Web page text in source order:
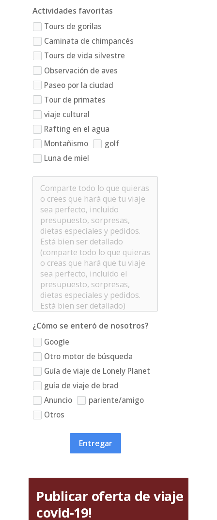
Actividades favoritas
Tours de gorilas
Caminata de chimpancés
Tours de vida silvestre
Observación de aves
Paseo por la ciudad
Tour de primates
viaje cultural
Rafting en el agua
Montañismo
golf
Luna de miel
¿Cómo se enteró de nosotros?
Google
Otro motor de búsqueda
Guía de viaje de Lonely Planet
guía de viaje de brad
Anuncio
pariente/amigo
Otros
Entregar
Publicar oferta de viaje
covid-19!